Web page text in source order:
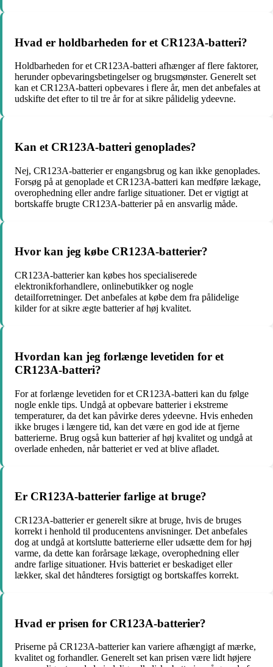
Hvad er holdbarheden for et CR123A-batteri?
Holdbarheden for et CR123A-batteri afhænger af flere faktorer,
herunder opbevaringsbetingelser og brugsmønster. Generelt set
kan et CR123A-batteri opbevares i flere år, men det anbefales at
udskifte det efter to til tre år for at sikre pålidelig ydeevne.
Kan et CR123A-batteri genoplades?
Nej, CR123A-batterier er engangsbrug og kan ikke genoplades.
Forsøg på at genoplade et CR123A-batteri kan medføre lækage,
overophedning eller andre farlige situationer. Det er vigtigt at
bortskaffe brugte CR123A-batterier på en ansvarlig måde.
Hvor kan jeg købe CR123A-batterier?
CR123A-batterier kan købes hos specialiserede
elektronikforhandlere, onlinebutikker og nogle
detailforretninger. Det anbefales at købe dem fra pålidelige
kilder for at sikre ægte batterier af høj kvalitet.
Hvordan kan jeg forlænge levetiden for et
CR123A-batteri?
For at forlænge levetiden for et CR123A-batteri kan du følge
nogle enkle tips. Undgå at opbevare batterier i ekstreme
temperaturer, da det kan påvirke deres ydeevne. Hvis enheden
ikke bruges i længere tid, kan det være en god ide at fjerne
batterierne. Brug også kun batterier af høj kvalitet og undgå at
overlade enheden, når batteriet er ved at blive afladet.
Er CR123A-batterier farlige at bruge?
CR123A-batterier er generelt sikre at bruge, hvis de bruges
korrekt i henhold til producentens anvisninger. Det anbefales
dog at undgå at kortslutte batterierne eller udsætte dem for høj
varme, da dette kan forårsage lækage, overophedning eller
andre farlige situationer. Hvis batteriet er beskadiget eller
lækker, skal det håndteres forsigtigt og bortskaffes korrekt.
Hvad er prisen for CR123A-batterier?
Priserne på CR123A-batterier kan variere afhængigt af mærke,
kvalitet og forhandler. Generelt set kan prisen være lidt højere